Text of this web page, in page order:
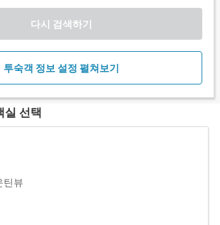
다시 검색하기
투숙객 정보 설정 펼쳐보기
선택
틴뷰